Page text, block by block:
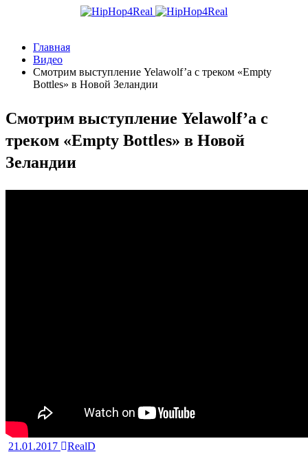
Главная
Видео
Смотрим выступление Yelawolf’a с треком «Empty
Bottles» в Новой Зеландии
Смотрим выступление Yelawolf’a с
треком «Empty Bottles» в Новой
Зеландии
21.01.2017
RealD